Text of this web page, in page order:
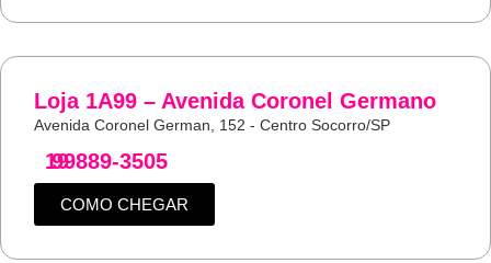
Loja 1A99 – Avenida Coronel Germano
Avenida Coronel German, 152 - Centro Socorro/SP
19
99889-3505
COMO CHEGAR